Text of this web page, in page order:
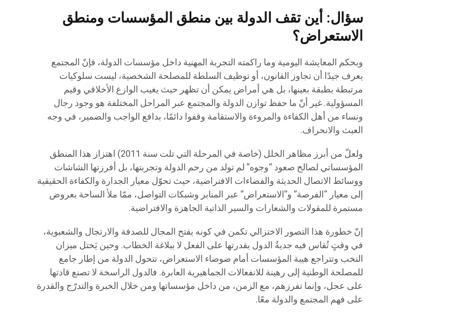
سؤال: أين تقف الدولة بين منطق المؤسسات ومنطق
الاستعراض؟
وبحكم المعايشة اليومية وما راكمته التجربة المهنية داخل مؤسسات الدولة، فإنّ المجتمع
يعرف جيدًا أن تجاوز القانون، أو توظيف السلطة للمصلحة الشخصية، ليست سلوكيات
مرتبطة بطبقة بعينها، بل هي أمراض يمكن أن تظهر حيث يغيب الوازع الأخلاقي وقيم
المسؤولية. غير أنّ ما حفظ توازن الدولة والمجتمع عبر المراحل المختلفة هو وجود رجال
ونساء من أهل الكفاءة والمروءة والاستقامة وقفوا دائمًا، بدافع الواجب والضمير، في وجه
العبث والانحراف.
ولعلّ من أبرز مظاهر الخلل (خاصة في المرحلة التي تلت سنة 2011) اهتزاز هذا المنطق
المؤسساتي لصالح صعود “وجوه” لم تولد من رحم الدولة وتجربتها، بل أفرزتها الشاشات
ووسائط الاتصال الحديثة والفضاءات الافتراضية، حيث تحوّل معيار الجدارة والكفاءة الحقيقية
إلى معيار “الفرصة” و”الاستعراض” عبر المنابر وشبكات التواصل، ممّا ملأ الساحة بعروض
مستمرة للمقولات والشعارات والسير الذاتية الجاهزة والافتراضية.
إنّ خطورة هذا التصور الاختزالي تكمن في كونه يفتح المجال للصدفة والارتجال والشعبوية،
في وقتٍ تُقاس فيه جديةُ الدول بقدرتها على الفعل لا ببلاغة الخطاب. وحين يَختل ميزان
النخب وتتراجع هيبة المؤسسات أمام ضوضاء الاستعراض، تتحول الدولة من إطار جامع
للمصلحة الوطنية إلى رهينة للانفعالات الجماهيرية العابرة. فالدول الراسخة لا تصنع قادتها
على عجل، وإنما تفرزهم، مع الزمن، من داخل مؤسساتها ومن خلال الخبرة والتدرّج والقدرة
على فهم المجتمع والدولة معًا.